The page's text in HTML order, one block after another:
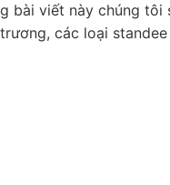
bài viết này chúng
các loại